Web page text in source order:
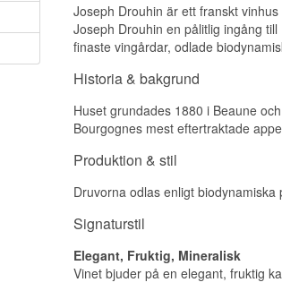
Joseph Drouhin är ett franskt
Joseph Drouhin en pålitlig ingång
finaste vingårdar, odlade
Historia & bakgrund
Huset grundades 1880 i Beaune
Bourgognes mest eftertraktade
Produktion & stil
Druvorna odlas enligt
Signaturstil
Elegant, Fruktig, Mineralisk
Vinet bjuder på en elegant, fruktig